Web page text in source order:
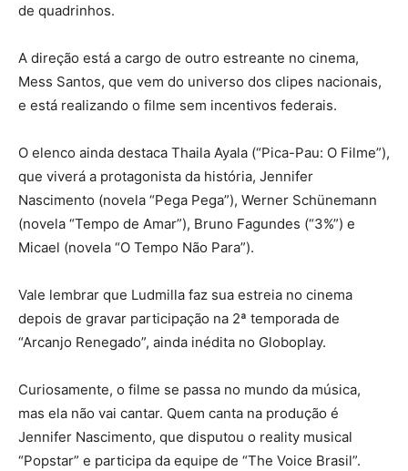
de quadrinhos.
A direção está a cargo de outro estreante no cinema,
Mess Santos, que vem do universo dos clipes nacionais,
e está realizando o filme sem incentivos federais.
O elenco ainda destaca Thaila Ayala (“Pica-Pau: O Filme”),
que viverá a protagonista da história, Jennifer
Nascimento (novela “Pega Pega”), Werner Schünemann
(novela “Tempo de Amar”), Bruno Fagundes (“3%”) e
Micael (novela “O Tempo Não Para”).
Vale lembrar que Ludmilla faz sua estreia no cinema
depois de gravar participação na 2ª temporada de
“Arcanjo Renegado”, ainda inédita no Globoplay.
Curiosamente, o filme se passa no mundo da música,
mas ela não vai cantar. Quem canta na produção é
Jennifer Nascimento, que disputou o reality musical
“Popstar” e participa da equipe de “The Voice Brasil”.